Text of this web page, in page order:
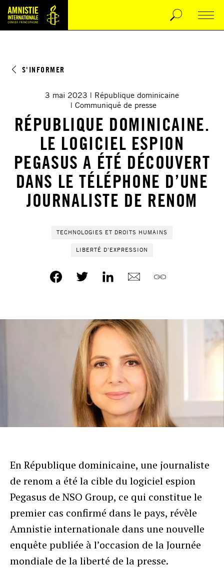
S'INFORMER
3 mai 2023
République dominicaine
Communiqué de presse
RÉPUBLIQUE DOMINICAINE.
LE LOGICIEL ESPION
PEGASUS A ÉTÉ DÉCOUVERT
DANS LE TÉLÉPHONE D’UNE
JOURNALISTE DE RENOM
TECHNOLOGIES ET DROITS HUMAINS
LIBERTÉ D’EXPRESSION
En République dominicaine, une journaliste
de renom a été la cible du logiciel espion
Pegasus de NSO Group, ce qui constitue le
premier cas confirmé dans le pays, révèle
Amnistie internationale dans une nouvelle
enquête publiée à l’occasion de la Journée
mondiale de la liberté de la presse.